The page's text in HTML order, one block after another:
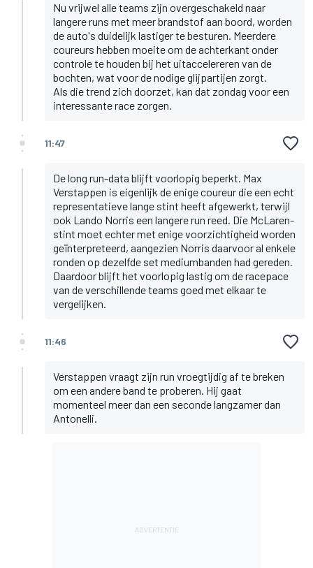
Nu vrijwel alle teams zijn overgeschakeld naar
langere runs met meer brandstof aan boord, worden
de auto's duidelijk lastiger te besturen. Meerdere
coureurs hebben moeite om de achterkant onder
controle te houden bij het uitaccelereren van de
bochten, wat voor de nodige glijpartijen zorgt.
Als die trend zich doorzet, kan dat zondag voor een
interessante race zorgen.
11:47
De long run-data blijft voorlopig beperkt. Max
Verstappen is eigenlijk de enige coureur die een echt
representatieve lange stint heeft afgewerkt, terwijl
ook Lando Norris een langere run reed. Die McLaren-
stint moet echter met enige voorzichtigheid worden
geïnterpreteerd, aangezien Norris daarvoor al enkele
ronden op dezelfde set mediumbanden had gereden.
Daardoor blijft het voorlopig lastig om de racepace
van de verschillende teams goed met elkaar te
vergelijken.
11:46
Verstappen vraagt zijn run vroegtijdig af te breken
om een andere band te proberen. Hij gaat
momenteel meer dan een seconde langzamer dan
Antonelli.